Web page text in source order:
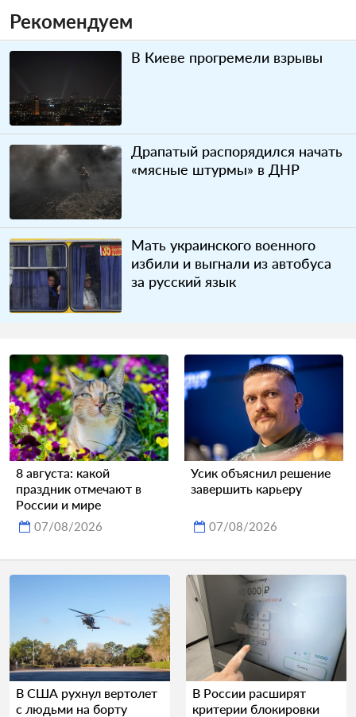
Рекомендуем
В Киеве прогремели взрывы
Драпатый распорядился начать
«мясные штурмы» в ДНР
Мать украинского военного
избили и выгнали из автобуса
за русский язык
8 августа: какой
праздник отмечают в
России и мире
07/08/2026
Усик объяснил решение
завершить карьеру
07/08/2026
В США рухнул вертолет
с людьми на борту
В России расширят
критерии блокировки